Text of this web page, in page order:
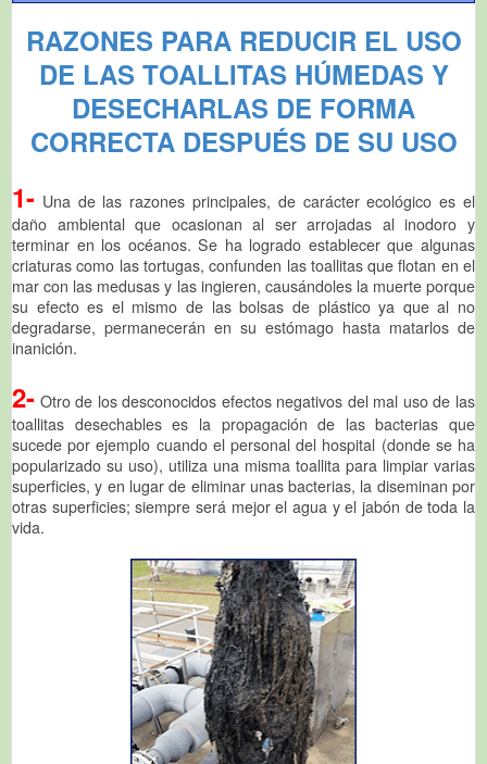
RAZONES PARA REDUCIR EL USO
DE LAS TOALLITAS HÚMEDAS Y
DESECHARLAS DE FORMA
CORRECTA DESPUÉS DE SU USO
1- Una de las razones principales, de carácter ecológico es el
daño ambiental que ocasionan al ser arrojadas al inodoro y
terminar en los océanos. Se ha logrado establecer que algunas
criaturas como las tortugas, confunden las toallitas que flotan en el
mar con las medusas y las ingieren, causándoles la muerte porque
su efecto es el mismo de las bolsas de plástico ya que al no
degradarse, permanecerán en su estómago hasta matarlos de
inanición.
2- Otro de los desconocidos efectos negativos del mal uso de las
toallitas desechables es la propagación de las bacterias que
sucede por ejemplo cuando el personal del hospital (donde se ha
popularizado su uso), utiliza una misma toallita para limpiar varias
superficies, y en lugar de eliminar unas bacterias, la diseminan por
otras superficies; siempre será mejor el agua y el jabón de toda la
vida.